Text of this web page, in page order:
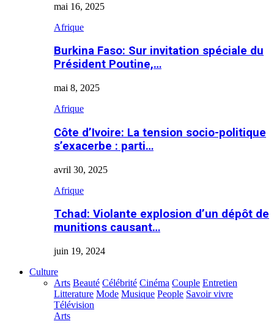
mai 16, 2025
Afrique
Burkina Faso: Sur invitation spéciale du
Président Poutine,…
mai 8, 2025
Afrique
Côte d’Ivoire: La tension socio-politique
s’exacerbe : parti…
avril 30, 2025
Afrique
Tchad: Violante explosion d’un dépôt de
munitions causant…
juin 19, 2024
Culture
Arts Beauté Célébrité Cinéma Couple Entretien
Litterature Mode Musique People Savoir vivre
Télévision
Arts